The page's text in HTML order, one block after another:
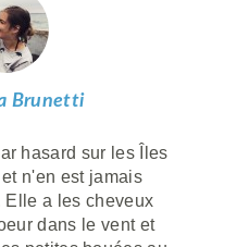
Brunetti
hasard sur les Îles
n'en est jamais
Elle a les cheveux
dans le vent et